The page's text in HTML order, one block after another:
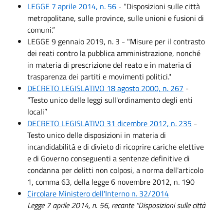
LEGGE 7 aprile 2014, n. 56 - “Disposizioni sulle città
metropolitane, sulle province, sulle unioni e fusioni di
comuni.”
LEGGE 9 gennaio 2019, n. 3 - "Misure per il contrasto
dei reati contro la pubblica amministrazione, nonché
in materia di prescrizione del reato e in materia di
trasparenza dei partiti e movimenti politici."
DECRETO LEGISLATIVO 18 agosto 2000, n. 267 -
“Testo unico delle leggi sull'ordinamento degli enti
locali”
DECRETO LEGISLATIVO 31 dicembre 2012, n. 235 -
Testo unico delle disposizioni in materia di
incandidabilità e di divieto di ricoprire cariche elettive
e di Governo conseguenti a sentenze definitive di
condanna per delitti non colposi, a norma dell'articolo
1, comma 63, della legge 6 novembre 2012, n. 190
Circolare Ministero dell'Interno n. 32/2014
Legge 7 aprile 2014, n. 56, recante “Disposizioni sulle città